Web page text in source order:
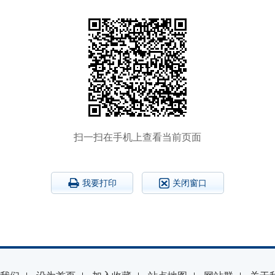
扫一扫在手机上查看当前页面
我要打印 关闭窗口